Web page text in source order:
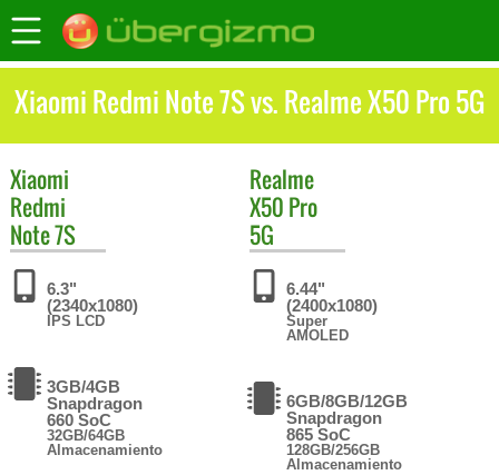
Xiaomi Redmi Note 7S vs. Realme X50 Pro 5G
Xiaomi
Redmi
Note 7S
6.3"
(2340x1080)
IPS LCD
3GB/4GB
Snapdragon
660 SoC
32GB/64GB
Almacenamiento
Realme
X50 Pro
5G
6.44"
(2400x1080)
Super
AMOLED
6GB/8GB/12GB
Snapdragon
865 SoC
128GB/256GB
Almacenamiento